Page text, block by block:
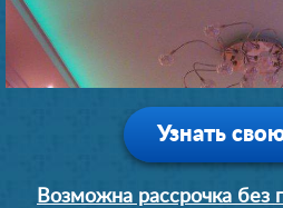
Узнать
Возможна рассрочка без